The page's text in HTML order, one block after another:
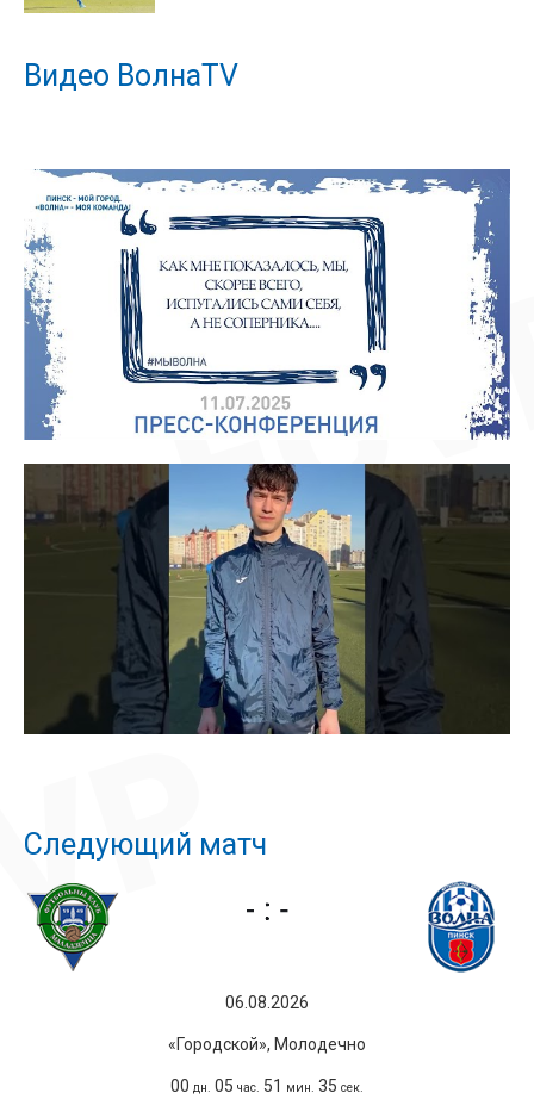
Видео ВолнаTV
Следующий матч
06.08.2026
«Городской», Молодечно
00 дн. 05 час. 51 мин. 35 сек.